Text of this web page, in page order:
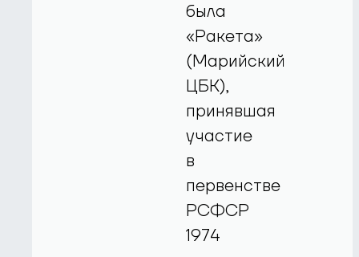
была
«Ракета»
(Марийский
ЦБК),
принявшая
участие
в
первенстве
РСФСР
1974